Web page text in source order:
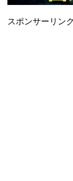
スポンサーリンク